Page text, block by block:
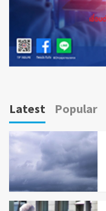
Latest Popular